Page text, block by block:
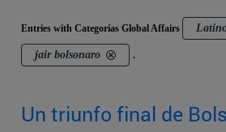
Entries with Categorías Global Affairs
jair bolsonaro .
Un triunfo final de